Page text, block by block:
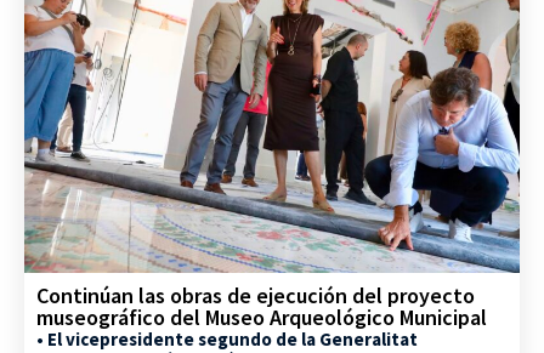
Continúan las obras de ejecución del proyecto
museográfico del Museo Arqueológico Municipal
• El vicepresidente segundo de la Generalitat